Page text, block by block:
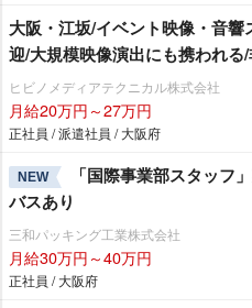
大阪・江坂/イベント映像・音
迎/大規模映像演出にも携われる
ヒビノメディアテクニカル株式会社
月給20万円～27万円
正社員 / 派遣社員 / 大阪府
NEW
「国際事業部スタッフ
バスあり
三和パッキング工業株式会社
月給30万円～40万円
正社員 / 大阪府